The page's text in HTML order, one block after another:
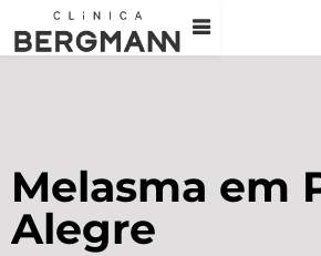
Melasma em
Alegre